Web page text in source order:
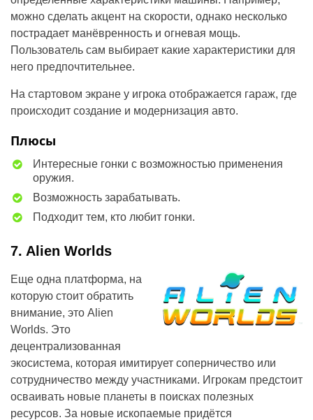
можно сделать акцент на скорости, однако несколько
пострадает манёвренность и огневая мощь.
Пользователь сам выбирает какие характеристики для
него предпочтительнее.
На стартовом экране у игрока отображается гараж, где
происходит создание и модернизация авто.
Плюсы
Интересные гонки с возможностью применения
оружия.
Возможность зарабатывать.
Подходит тем, кто любит гонки.
7. Alien Worlds
Еще одна платформа, на
которую стоит обратить
внимание, это Alien
Worlds. Это
децентрализованная
экосистема, которая имитирует соперничество или
сотрудничество между участниками. Игрокам предстоит
осваивать новые планеты в поисках полезных
ресурсов. За новые ископаемые придётся